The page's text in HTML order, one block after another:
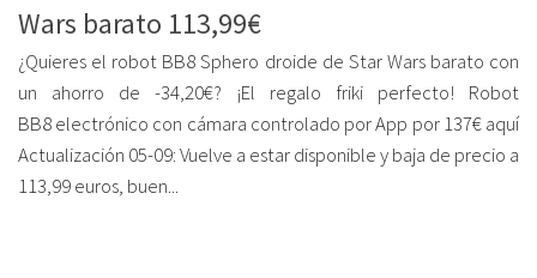
Wars barato 113,99€
¿Quieres el robot BB8 Sphero droide de Star Wars barato con
un ahorro de -34,20€? ¡El regalo friki perfecto! Robot
BB8 electrónico con cámara controlado por App por 137€ aquí
Actualización 05-09: Vuelve a estar disponible y baja de precio a
113,99 euros, buen...